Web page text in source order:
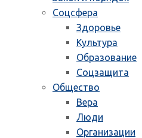
Соцсфера
Здоровье
Культура
Образование
Соцзащита
Общество
Вера
Люди
Организации